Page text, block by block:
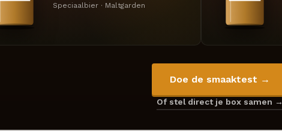
Speciaalbier · Maltgarden
Doe de smaaktest →
Of stel direct je box samen →